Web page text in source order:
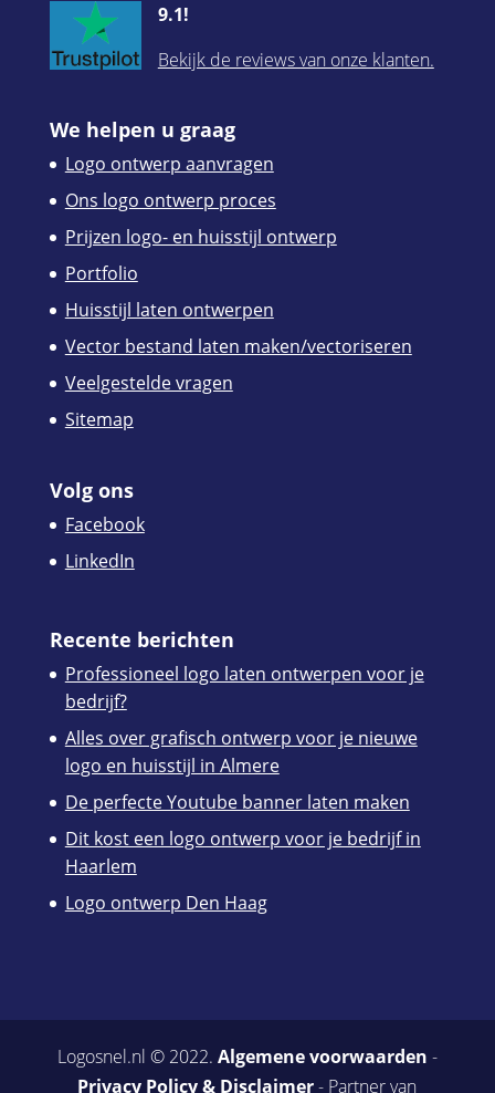
9.1!
Bekijk de reviews van onze klanten.
We helpen u graag
Logo ontwerp aanvragen
Ons logo ontwerp proces
Prijzen logo- en huisstijl ontwerp
Portfolio
Huisstijl laten ontwerpen
Vector bestand laten maken/vectoriseren
Veelgestelde vragen
Sitemap
Volg ons
Facebook
LinkedIn
Recente berichten
Professioneel logo laten ontwerpen voor je
bedrijf?
Alles over grafisch ontwerp voor je nieuwe
logo en huisstijl in Almere
De perfecte Youtube banner laten maken
Dit kost een logo ontwerp voor je bedrijf in
Haarlem
Logo ontwerp Den Haag
Logosnel.nl © 2022. Algemene voorwaarden -
Privacy Policy & Disclaimer- Partner van